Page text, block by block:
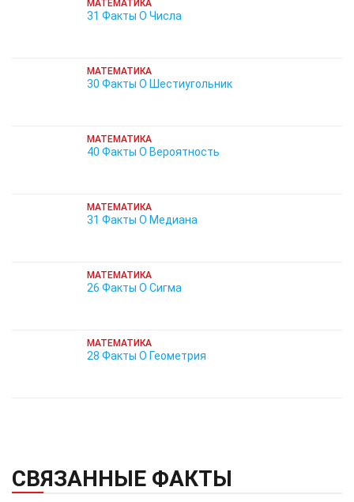
МАТЕМАТИКА
31 Факты О Числа
МАТЕМАТИКА
30 Факты О Шестиугольник
МАТЕМАТИКА
40 Факты О Вероятность
МАТЕМАТИКА
31 Факты О Медиана
МАТЕМАТИКА
26 Факты О Сигма
МАТЕМАТИКА
28 Факты О Геометрия
СВЯЗАННЫЕ ФАКТЫ